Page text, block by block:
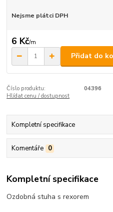
Nejsme plátci DPH
6 Kč/m
Přidat do
Číslo produktu:
04396
Hlídat cenu / dostupnost
Kompletní specifikace
Komentáře 0
Kompletní specifikace
Ozdobná stuha s rexorem